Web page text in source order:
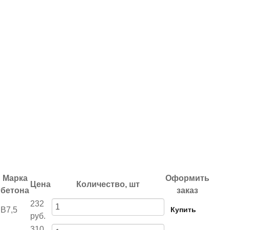
Марка
бетона
Цена Количество, шт
Оформить
заказ
B7,5
232
руб.
Купить